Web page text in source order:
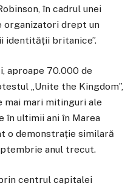
în cadrul unei
organizatori drept un
identității britanice”.
aproape 70.000 de
„Unite the Kingdom”,
mai mari mitinguri ale
în ultimii ani în Marea
o demonstrație similară
anul trecut.
centrul capitalei